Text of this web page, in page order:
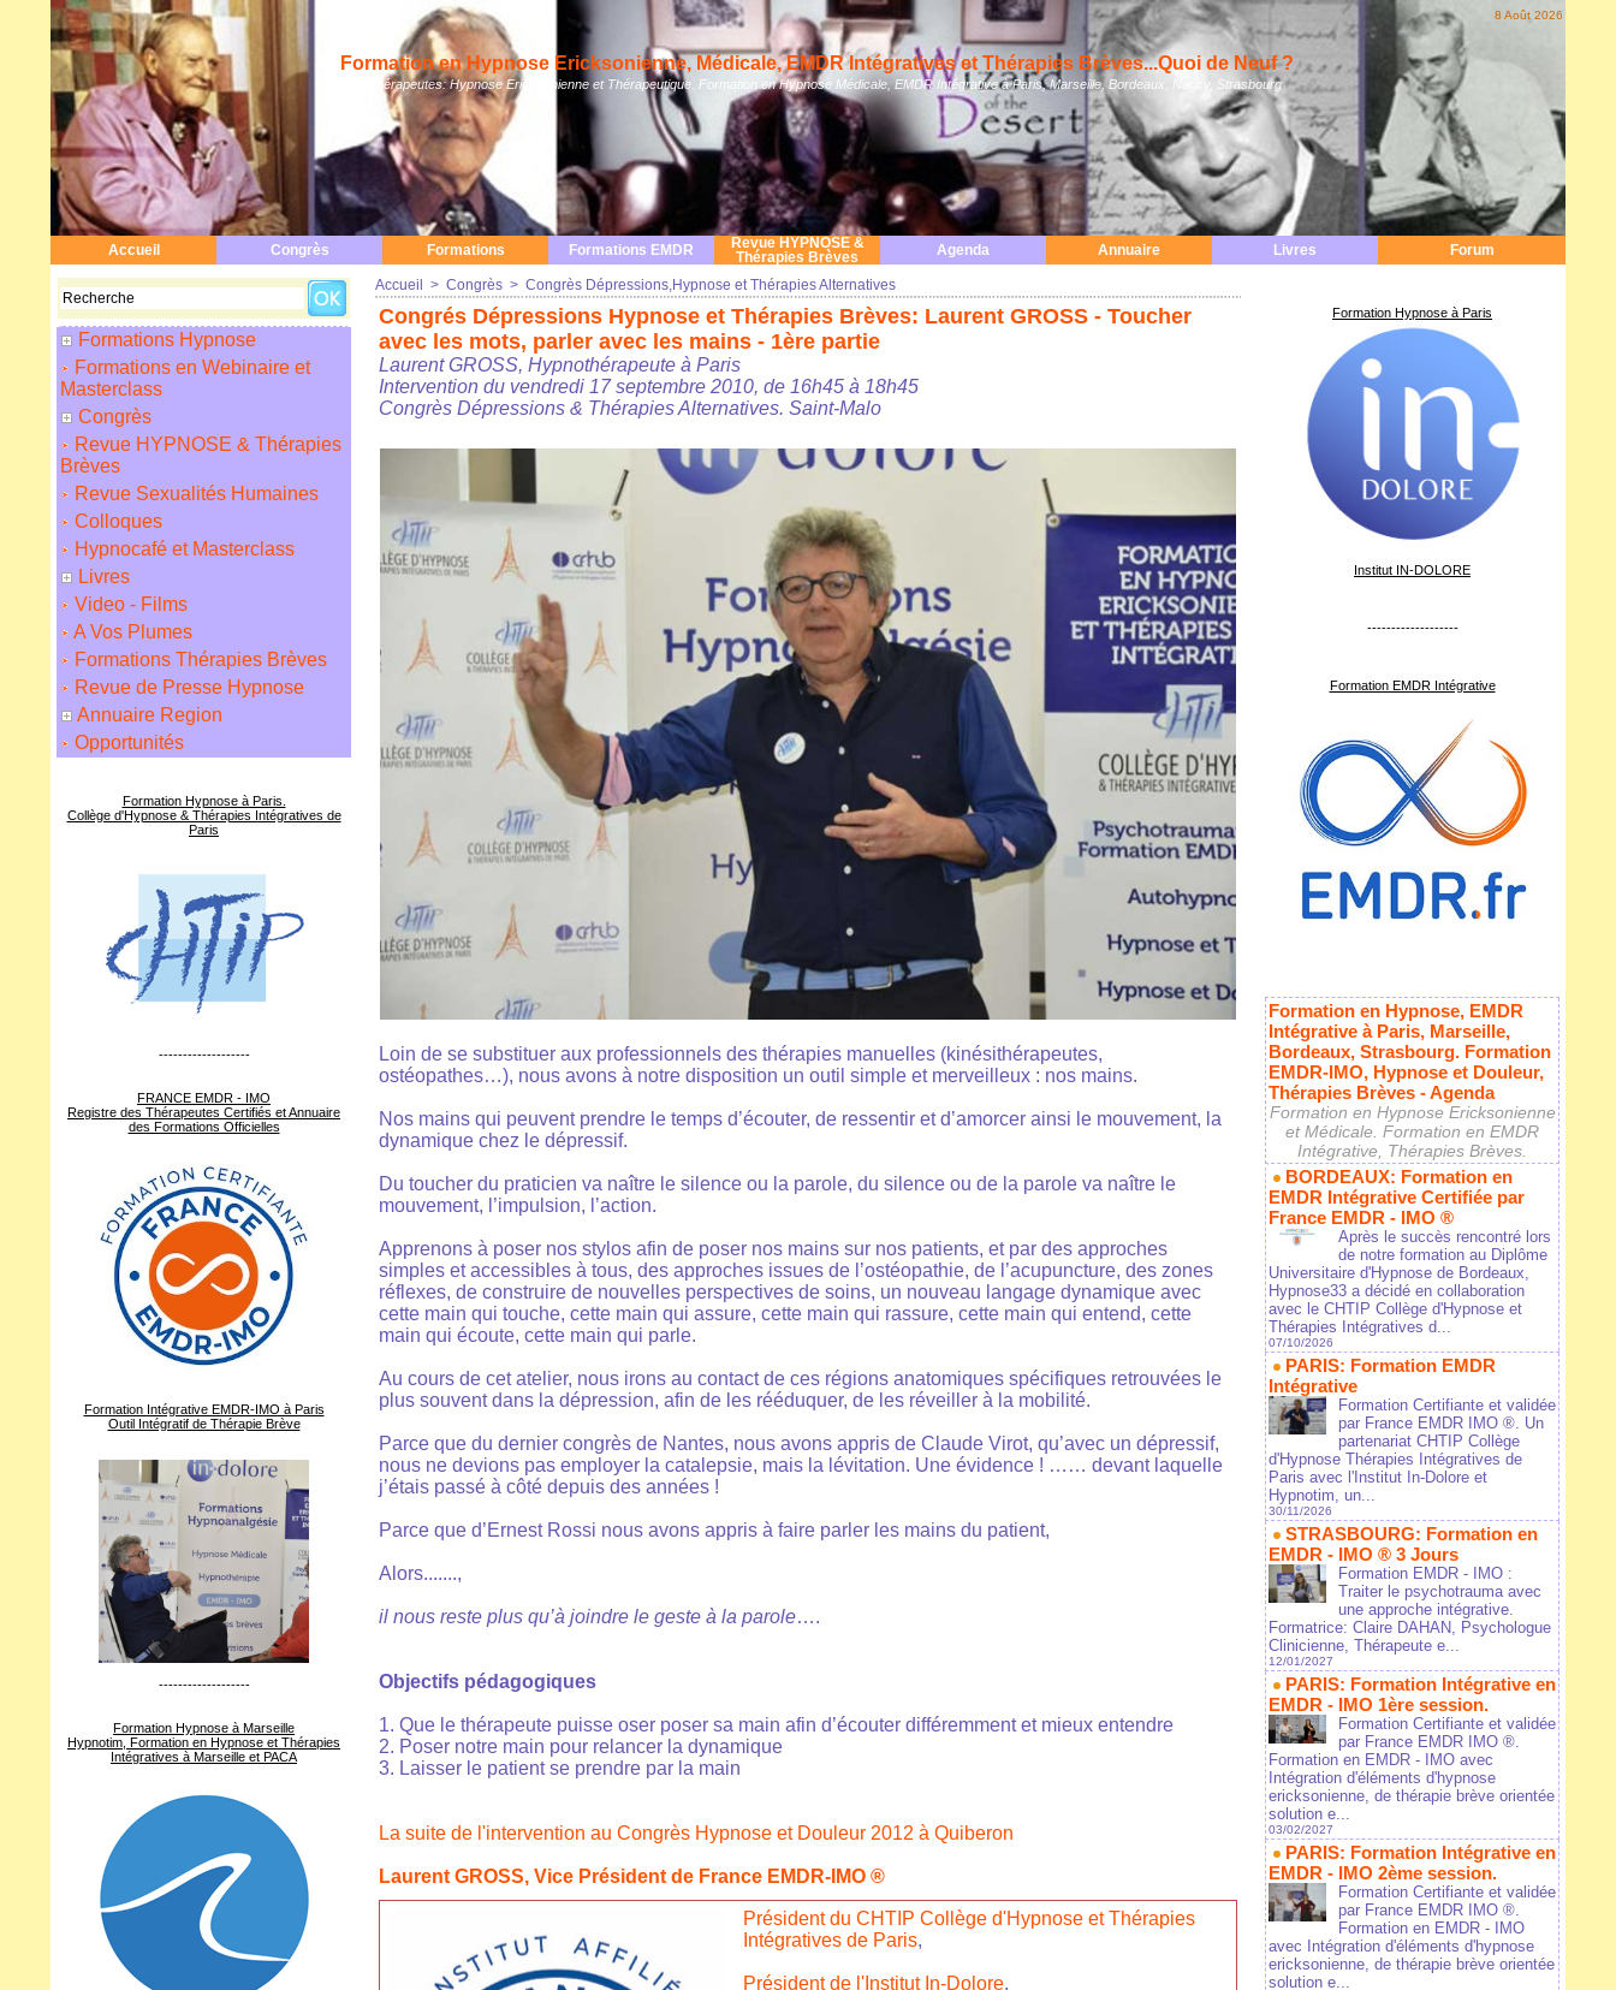
8 Août 2026
Formation en Hypnose Ericksonienne, Médicale, EMDR Intégratives et Thérapies Brèves...Quoi de Neuf ?
Hypnothérapeutes: Hypnose Ericksonienne et Thérapeutique. Formation en Hypnose Médicale, EMDR Intégrative à Paris, Marseille, Bordeaux, Nancy, Strasbourg
Accueil Congrès Formations Formations EMDR
Revue HYPNOSE &
Thérapies Brèves
Agenda Annuaire Livres Forum
Formations Hypnose
Formations en Webinaire et
Masterclass
Congrès
Revue HYPNOSE & Thérapies
Brèves
Revue Sexualités Humaines
Colloques
Hypnocafé et Masterclass
Livres
Video - Films
A Vos Plumes
Formations Thérapies Brèves
Revue de Presse Hypnose
Annuaire Region
Opportunités
Formation Hypnose à Paris.
Collège d'Hypnose & Thérapies Intégratives de
Paris
-------------------
FRANCE EMDR - IMO
Registre des Thérapeutes Certifiés et Annuaire
des Formations Officielles
Formation Intégrative EMDR-IMO à Paris
Outil Intégratif de Thérapie Brève
-------------------
Formation Hypnose à Marseille
Hypnotim, Formation en Hypnose et Thérapies
Intégratives à Marseille et PACA
Accueil > Congrès > Congrès Dépressions,Hypnose et Thérapies Alternatives
Congrés Dépressions Hypnose et Thérapies Brèves: Laurent GROSS - Toucher
avec les mots, parler avec les mains - 1ère partie
Laurent GROSS, Hypnothérapeute à Paris
Intervention du vendredi 17 septembre 2010, de 16h45 à 18h45
Congrès Dépressions & Thérapies Alternatives. Saint-Malo
Loin de se substituer aux professionnels des thérapies manuelles (kinésithérapeutes,
ostéopathes…), nous avons à notre disposition un outil simple et merveilleux : nos mains.
Nos mains qui peuvent prendre le temps d’écouter, de ressentir et d’amorcer ainsi le mouvement, la
dynamique chez le dépressif.
Du toucher du praticien va naître le silence ou la parole, du silence ou de la parole va naître le
mouvement, l’impulsion, l’action.
Apprenons à poser nos stylos afin de poser nos mains sur nos patients, et par des approches
simples et accessibles à tous, des approches issues de l’ostéopathie, de l’acupuncture, des zones
réflexes, de construire de nouvelles perspectives de soins, un nouveau langage dynamique avec
cette main qui touche, cette main qui assure, cette main qui rassure, cette main qui entend, cette
main qui écoute, cette main qui parle.
Au cours de cet atelier, nous irons au contact de ces régions anatomiques spécifiques retrouvées le
plus souvent dans la dépression, afin de les rééduquer, de les réveiller à la mobilité.
Parce que du dernier congrès de Nantes, nous avons appris de Claude Virot, qu’avec un dépressif,
nous ne devions pas employer la catalepsie, mais la lévitation. Une évidence ! …… devant laquelle
j’étais passé à côté depuis des années !
Parce que d’Ernest Rossi nous avons appris à faire parler les mains du patient,
Alors.......,
il nous reste plus qu’à joindre le geste à la parole….
Objectifs pédagogiques
1. Que le thérapeute puisse oser poser sa main afin d’écouter différemment et mieux entendre
2. Poser notre main pour relancer la dynamique
3. Laisser le patient se prendre par la main
La suite de l'intervention au Congrès Hypnose et Douleur 2012 à Quiberon
Laurent GROSS, Vice Président de France EMDR-IMO ®
Président du CHTIP Collège d'Hypnose et Thérapies
Intégratives de Paris,
Président de l'Institut In-Dolore,
Formation Hypnose à Paris
Institut IN-DOLORE
-------------------
Formation EMDR Intégrative
Formation en Hypnose, EMDR
Intégrative à Paris, Marseille,
Bordeaux, Strasbourg. Formation
EMDR-IMO, Hypnose et Douleur,
Thérapies Brèves - Agenda
Formation en Hypnose Ericksonienne
et Médicale. Formation en EMDR
Intégrative, Thérapies Brèves.
BORDEAUX: Formation en
EMDR Intégrative Certifiée par
France EMDR - IMO ®
Après le succès rencontré lors
de notre formation au Diplôme
Universitaire d'Hypnose de Bordeaux,
Hypnose33 a décidé en collaboration
avec le CHTIP Collège d'Hypnose et
Thérapies Intégratives d...
07/10/2026
PARIS: Formation EMDR
Intégrative
Formation Certifiante et validée
par France EMDR IMO ®. Un
partenariat CHTIP Collège
d'Hypnose Thérapies Intégratives de
Paris avec l'Institut In-Dolore et
Hypnotim, un...
30/11/2026
STRASBOURG: Formation en
EMDR - IMO ® 3 Jours
Formation EMDR - IMO :
Traiter le psychotrauma avec
une approche intégrative.
Formatrice: Claire DAHAN, Psychologue
Clinicienne, Thérapeute e...
12/01/2027
PARIS: Formation Intégrative en
EMDR - IMO 1ère session.
Formation Certifiante et validée
par France EMDR IMO ®.
Formation en EMDR - IMO avec
Intégration d'éléments d'hypnose
ericksonienne, de thérapie brève orientée
solution e...
03/02/2027
PARIS: Formation Intégrative en
EMDR - IMO 2ème session.
Formation Certifiante et validée
par France EMDR IMO ®.
Formation en EMDR - IMO
avec Intégration d'éléments d'hypnose
ericksonienne, de thérapie brève orientée
solution e...